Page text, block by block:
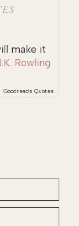
make it
Rowling
Goodreads Quotes